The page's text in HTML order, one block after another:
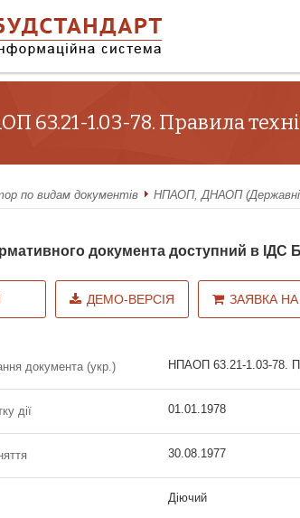
63.21-1.03-78. Правила
по видам документів НПАОП, ДНАОП (Державні
документа доступний в
ДЕМО-ВЕРСІЯ ЗАЯВКА
документа (укр.) НПАОП 63.21-1.03-78.
дії 01.01.1978
30.08.1977
Діючий